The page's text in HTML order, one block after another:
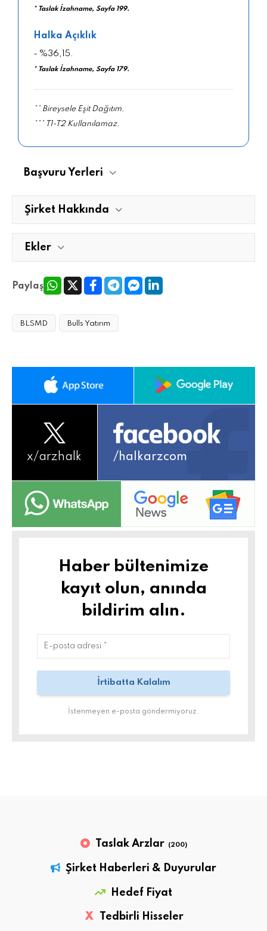
* Taslak İzahname, Sayfa 199.
Halka Açıklık
- %36,15.
* Taslak İzahname, Sayfa 179.
** Bireysele Eşit Dağıtım.
*** T1-T2 Kullanılamaz.
Başvuru Yerleri
Şirket Hakkında
Ekler
Paylaş
BLSMD Bulls Yatırım
x/arzhalk /halkarzcom
Haber bültenimize
kayıt olun, anında
bildirim alın.
İstenmeyen e-posta göndermiyoruz.
Taslak Arzlar (200)
Şirket Haberleri & Duyurular
Hedef Fiyat
X Tedbirli Hisseler